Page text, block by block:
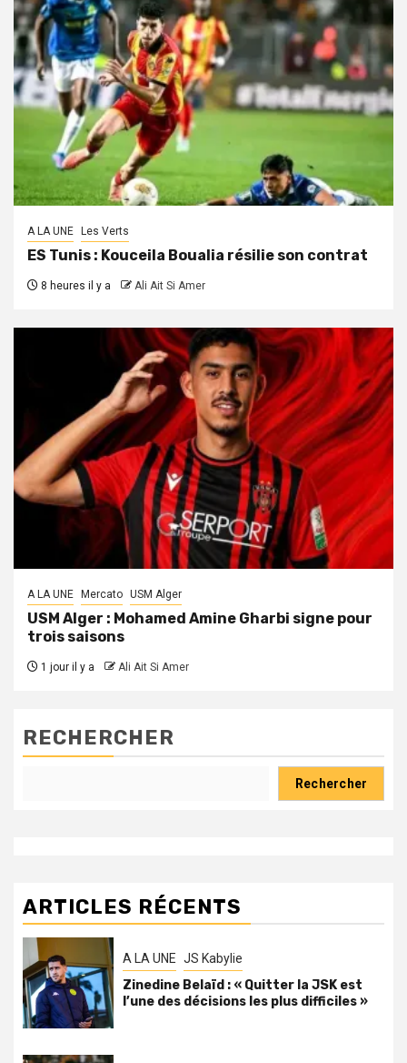
A LA UNE Les Verts
ES Tunis : Kouceila Boualia résilie son contrat
8 heures il y a Ali Ait Si Amer
A LA UNE Mercato USM Alger
USM Alger : Mohamed Amine Gharbi signe pour
trois saisons
1 jour il y a Ali Ait Si Amer
RECHERCHER
Rechercher
ARTICLES RÉCENTS
A LA UNE JS Kabylie
Zinedine Belaïd : « Quitter la JSK est
l’une des décisions les plus difficiles »